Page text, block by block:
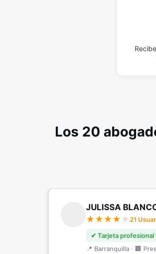
Los 20
JULISSA
21
✔ Tarjeta
📍 Barranquilla · 🏢